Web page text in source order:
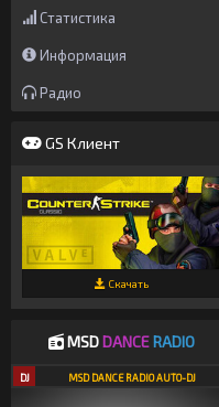
Статистика
Информация
Радио
GS Клиент
Скачать
MSDDANCE RADIO
DJ MSD DANCE RADIO AUTO-DJ